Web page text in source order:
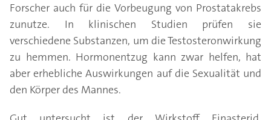
Forscher auch für die Vorbeugung von Prostatakrebs
zunutze. In klinischen Studien prüfen sie
verschiedene Substanzen, um die Testosteronwirkung
zu hemmen. Hormonentzug kann zwar helfen, hat
aber erhebliche Auswirkungen auf die Sexualität und
den Körper des Mannes.